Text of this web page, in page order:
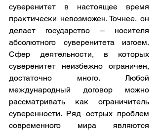
суверенитет в настоящее время
практически невозможен. Точнее, он
делает государство – носителя
абсолютного суверенитета изгоем.
Сфер деятельности, в которых
суверенитет неизбежно ограничен,
достаточно много. Любой
международный договор можно
рассматривать как ограничитель
суверенности. Ряд острых проблем
современного мира являются